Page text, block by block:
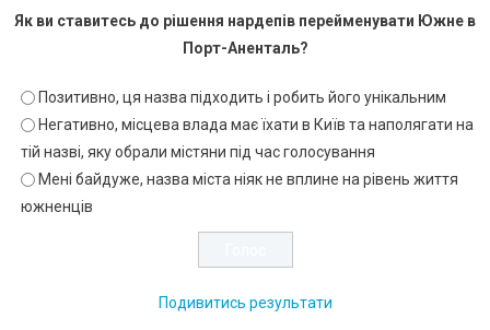
Як ви ставитесь до рішення нардепів перейменувати Южне в
Порт-Аненталь?
Позитивно, ця назва підходить і робить його унікальним
Негативно, місцева влада має їхати в Київ та наполягати на
тій назві, яку обрали містяни під час голосування
Мені байдуже, назва міста ніяк не вплине на рівень життя
южненців
Подивитись результати